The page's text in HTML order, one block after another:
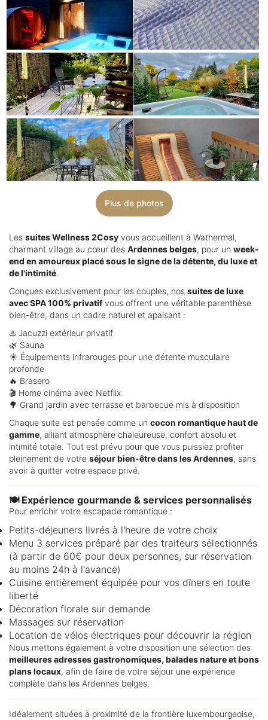
Plus de photos
Les suites Wellness 2Cosy vous accueillent à Wathermal,
charmant village au cœur des Ardennes belges, pour un week-
end en amoureux placé sous le signe de la détente, du luxe et
de l'intimité.
Conçues exclusivement pour les couples, nos suites de luxe
avec SPA 100% privatifvous offrent une véritable parenthèse
bien-être, dans un cadre naturel et apaisant :
♨️ Jacuzzi extérieur privatif
🌿 Sauna
☀️ Équipements infrarouges pour une détente musculaire
profonde
🔥 Brasero
🎬 Home cinéma avec Netflix
🌳 Grand jardin avec terrasse et barbecue mis à disposition
Chaque suite est pensée comme un cocon romantique haut de
gamme, alliant atmosphère chaleureuse, confort absolu et
intimité totale. Tout est prévu pour que vous puissiez profiter
pleinement de votre séjour bien-être dans les Ardennes, sans
avoir à quitter votre espace privé.
🍽️ Expérience gourmande & services personnalisés
Pour enrichir votre escapade romantique :
Petits-déjeuners livrés à l'heure de votre choix
Menu 3 services préparé par des traiteurs sélectionnés
(à partir de 60€ pour deux personnes, sur réservation
au moins 24h à l'avance)
Cuisine entièrement équipée pour vos dîners en toute
liberté
Décoration florale sur demande
Massages sur réservation
Location de vélos électriques pour découvrir la région
Nous mettons également à votre disposition une sélection des
meilleures adresses gastronomiques, balades nature et bons
plans locaux, afin de faire de votre séjour une expérience
complète dans les Ardennes belges.
Idéalement situées à proximité de la frontière luxembourgeoise,